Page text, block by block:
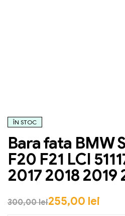
ÎN STOC
Bara fata BMW
F20 F21 LCI
2017 2018 2019
300,00lei255,00 lei